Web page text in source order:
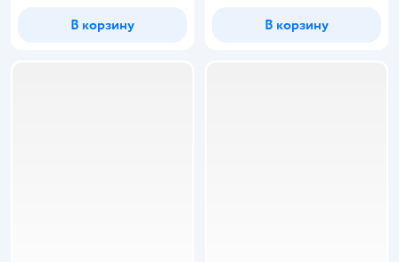
В корзину В корзину